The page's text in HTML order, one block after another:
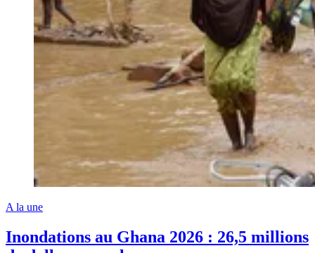
A la une
Inondations au Ghana 2026 : 26,5 millions